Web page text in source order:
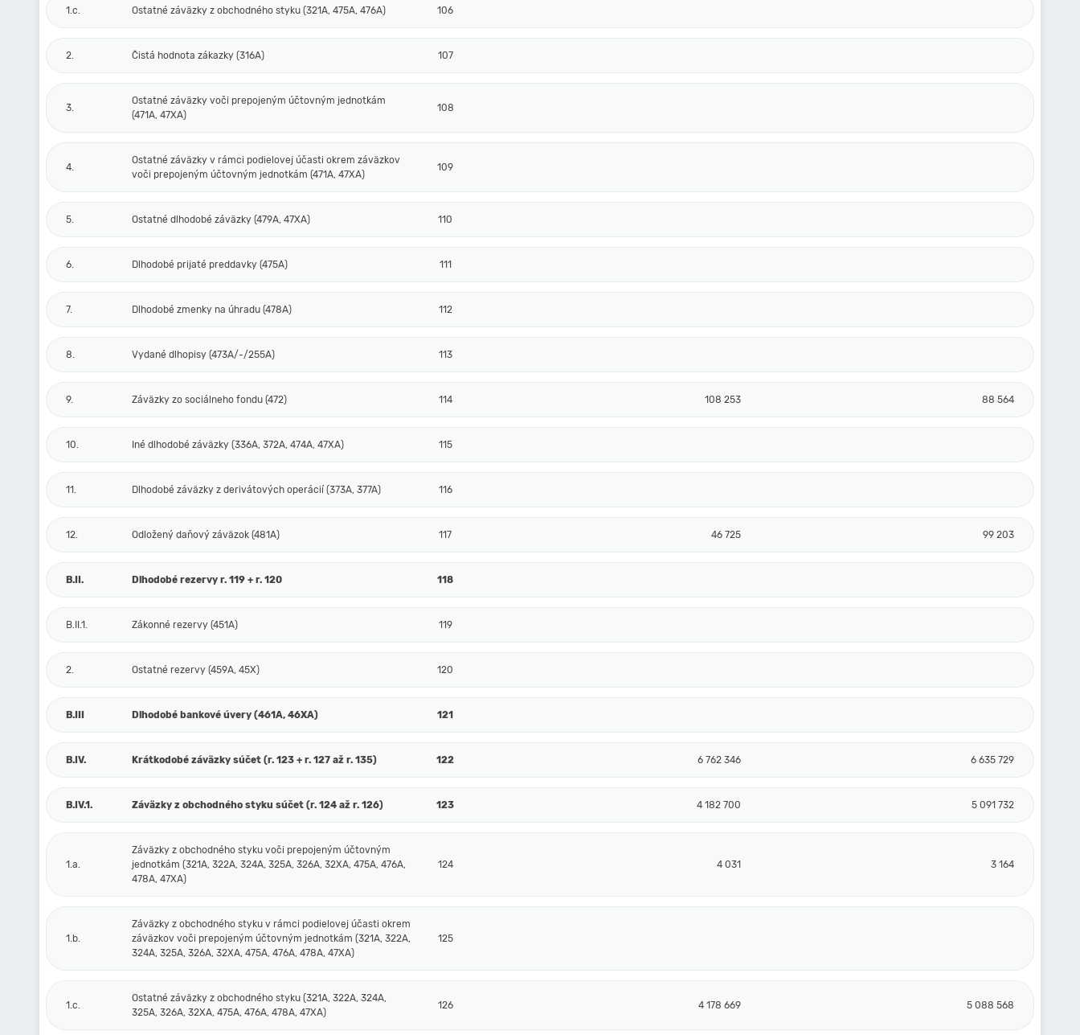
1.c. Ostatné záväzky z obchodného styku (321A, 475A, 476A) 106
2. Čistá hodnota zákazky (316A) 107
3.
Ostatné záväzky voči prepojeným účtovným jednotkám
(471A, 47XA)
108
4.
Ostatné záväzky v rámci podielovej účasti okrem záväzkov
voči prepojeným účtovným jednotkám (471A, 47XA)
109
5. Ostatné dlhodobé záväzky (479A, 47XA) 110
6. Dlhodobé prijaté preddavky (475A) 111
7. Dlhodobé zmenky na úhradu (478A) 112
8. Vydané dlhopisy (473A/-/255A) 113
9. Záväzky zo sociálneho fondu (472) 114 108 253 88 564
10. Iné dlhodobé záväzky (336A, 372A, 474A, 47XA) 115
11. Dlhodobé záväzky z derivátových operácií (373A, 377A) 116
12. Odložený daňový záväzok (481A) 117 46 725 99 203
B.II. Dlhodobé rezervy r. 119 + r. 120 118
B.II.1. Zákonné rezervy (451A) 119
2. Ostatné rezervy (459A, 45X) 120
B.III Dlhodobé bankové úvery (461A, 46XA) 121
B.IV. Krátkodobé záväzky súčet (r. 123 + r. 127 až r. 135) 122 6 762 346 6 635 729
B.IV.1. Záväzky z obchodného styku súčet (r. 124 až r. 126) 123 4 182 700 5 091 732
1.a.
Záväzky z obchodného styku voči prepojeným účtovným
jednotkám (321A, 322A, 324A, 325A, 326A, 32XA, 475A, 476A,
478A, 47XA)
124 4 031 3 164
1.b.
Záväzky z obchodného styku v rámci podielovej účasti okrem
záväzkov voči prepojeným účtovným jednotkám (321A, 322A,
324A, 325A, 326A, 32XA, 475A, 476A, 478A, 47XA)
125
1.c.
Ostatné záväzky z obchodného styku (321A, 322A, 324A,
325A, 326A, 32XA, 475A, 476A, 478A, 47XA)
126 4 178 669 5 088 568